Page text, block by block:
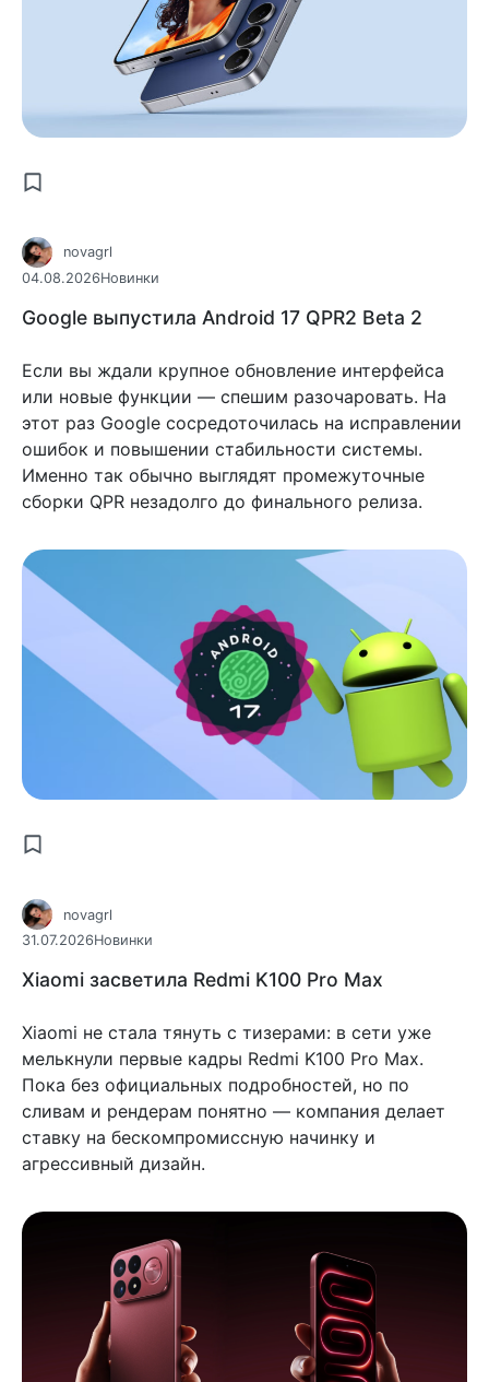
novagrl
04.08.2026Новинки
Google выпустила Android 17 QPR2 Beta 2
Если вы ждали крупное обновление интерфейса
или новые функции — спешим разочаровать. На
этот раз Google сосредоточилась на исправлении
ошибок и повышении стабильности системы.
Именно так обычно выглядят промежуточные
сборки QPR незадолго до финального релиза.
novagrl
31.07.2026Новинки
Xiaomi засветила Redmi K100 Pro Max
Xiaomi не стала тянуть с тизерами: в сети уже
мелькнули первые кадры Redmi K100 Pro Max.
Пока без официальных подробностей, но по
сливам и рендерам понятно — компания делает
ставку на бескомпромиссную начинку и
агрессивный дизайн.